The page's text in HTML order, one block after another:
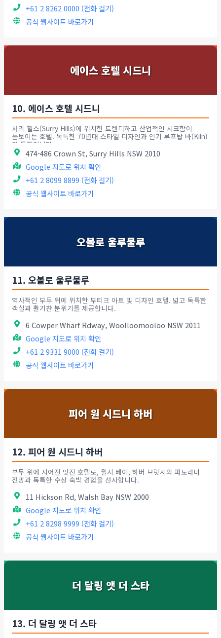
+61 2 8262 0000 (전화 걸기)
공식 웹사이트 바로가기
에이스 호텔 시드니
10. 에이스 호텔 시드니
서리 힐스(Surry Hills)에 위치한 트렌디하고 산업적인 시크함이
돋보이는 호텔. 독특한 70년대 스타일 디자인과 인기 루프탑 바(Kiln)
가 특징입니다.
474-486 Crown St, Surry Hills NSW 2010
Google 지도로 위치 확인
+61 2 8099 8899 (전화 걸기)
공식 웹사이트 바로가기
오볼로 울루물루
11. 오볼로 울루물루
역사적인 부두 위에 위치한 부티크 아트 및 디자인 호텔. 넓고 독특한
객실과 활기찬 분위기를 제공합니다.
6 Cowper Wharf Rdway, Woolloomooloo NSW 2011
Google 지도로 위치 확인
+61 2 9331 9000 (전화 걸기)
공식 웹사이트 바로가기
피어 원 시드니 하버
12. 피어 원 시드니 하버
부두 위에 지어진 멋진 호텔로, 월시 베이, 하버 브릿지의 파노라마
전망과 독특한 수상 숙박 경험을 선사합니다.
11 Hickson Rd, Walsh Bay NSW 2000
Google 지도로 위치 확인
+61 2 8298 9999 (전화 걸기)
공식 웹사이트 바로가기
더 달링 앳 더 스타
13. 더 달링 앳 더 스타